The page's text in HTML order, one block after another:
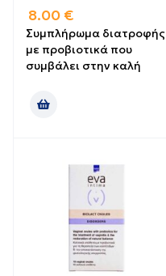
8.00 €
Συμπλήρωμα διατροφής
με προβιοτικά που
συμβάλει στην καλή